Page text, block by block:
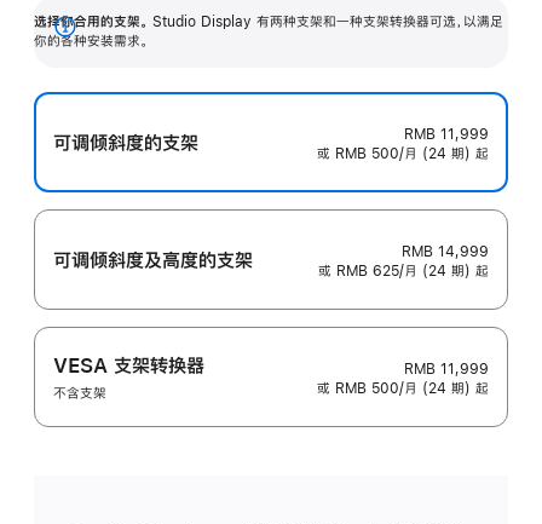
选择你合用的支架。 Studio Display 有两种支架和一种支架转换器可选，以满足
你的各种安装需求。
展
可调倾斜度的支架
RMB 11,999
或 RMB 500/月 (24 期) 起
可调倾斜度及高‍度的支‍架
RMB 14,999
或 RMB 625/月 (24 期) 起
VESA 支架转换器
不含支架
RMB 11,999
或 RMB 500/月 (24 期) 起